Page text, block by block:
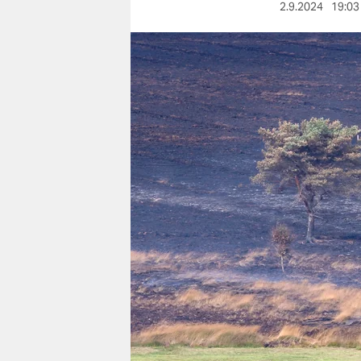
nord
wahrheit
verlag
verlag
veranstaltungen
shop
fragen & hilfe
unterstützen
abo
genossenschaft
2.9.2024